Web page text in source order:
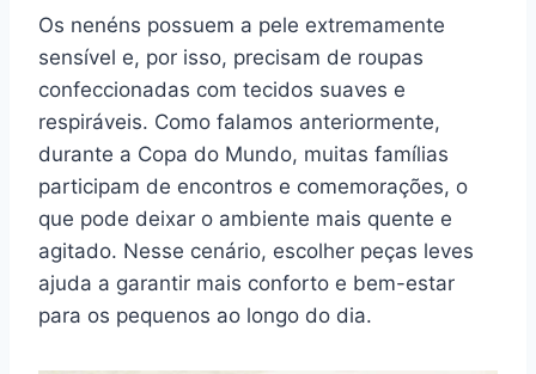
Os nenéns possuem a pele extremamente
sensível e, por isso, precisam de roupas
confeccionadas com tecidos suaves e
respiráveis. Como falamos anteriormente,
durante a Copa do Mundo, muitas famílias
participam de encontros e comemorações, o
que pode deixar o ambiente mais quente e
agitado. Nesse cenário, escolher peças leves
ajuda a garantir mais conforto e bem-estar
para os pequenos ao longo do dia.